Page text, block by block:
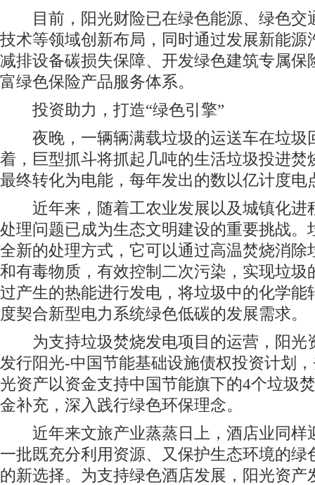
目前，阳光财险已在绿色能源、绿色交
技术等领域创新布局，同时通过发展新能源
减排设备碳损失保障、开发绿色建筑专属保
富绿色保险产品服务体系。
投资助力，打造“绿色引擎”
夜晚，一辆辆满载垃圾的运送车在垃圾
着，巨型抓斗将抓起几吨的生活垃圾投进焚
最终转化为电能，每年发出的数以亿计度电
近年来，随着工农业发展以及城镇化进
处理问题已成为生态文明建设的重要挑战。
全新的处理方式，它可以通过高温焚烧消除
和有毒物质，有效控制二次污染，实现垃圾
过产生的热能进行发电，将垃圾中的化学能
度契合新型电力系统绿色低碳的发展需求。
为支持垃圾焚烧发电项目的运营，阳光
发行阳光-中国节能基础设施债权投资计划
光资产以资金支持中国节能旗下的4个垃圾
金补充，深入践行绿色环保理念。
近年来文旅产业蒸蒸日上，酒店业同样
一批既充分利用资源、又保护生态环境的绿
的新选择。为支持绿色酒店发展，阳光资产